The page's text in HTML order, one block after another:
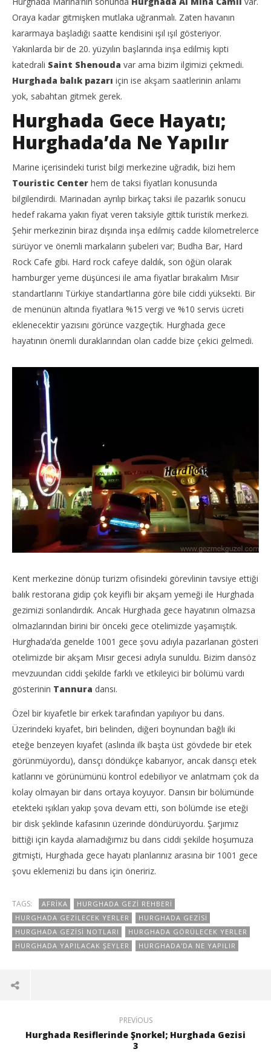
Oraya kadar gitmişken mutlaka uğranmalı. Zaten havanın
kararmaya başladığı saatte kendisini ışıl ışıl gösteriyor.
Yakınlarda bir de 20. yüzyılın başlarında inşa edilmiş kıpti
katedrali Saint Shenouda var ama bizim ilgimizi çekmedi.
Hurghada balık pazarı için ise akşam saatlerinin anlamı
yok, sabahtan gitmek gerek.
Hurghada Gece Hayatı;
Hurghada’da Ne Yapılır
Marine içerisindeki turist bilgi merkezine uğradık, bizi hem
Touristic Center hem de taksi fiyatları konusunda
bilgilendirdi. Marinadan ayrılıp birkaç taksi ile pazarlık sonucu
hedef rakama yakın fiyat veren taksiyle gittik turistik merkezi.
Şehir merkezinin biraz dışında inşa edilmiş cadde kilometrelerce
sürüyor ve önemli markaların şubeleri var; Budha Bar, Hard
Rock Cafe gibi. Hard rock cafeye daldık, son öğün olarak
hamburger yeme düşüncesi ile ama fiyatlar bırakalım Mısır
standartlarını Türkiye standartlarına göre bile ciddi yüksekti. Bir
de menünün altında fiyatlara %15 vergi ve %10 servis ücreti
eklenecektir yazısını görünce vazgeçtik. Hurghada gece
hayatının önemli duraklarından olan cadde bize çekici gelmedi.
Kent merkezine dönüp turizm ofisindeki görevlinin tavsiye ettiği
balık restorana gidip çok keyifli bir akşam yemeği ile Hurghada
gezimizi sonlandırdık. Ancak Hurghada gece hayatının olmazsa
olmazlarından birini bir önceki gece otelimizde yaşamıştık.
Hurghada’da genelde 1001 gece şovu adıyla pazarlanan gösteri
otelimizde bir akşam Mısır gecesi adıyla sunuldu. Bizim dansöz
mevzuundan ciddi şekilde farklı ve etkileyici bir bölümü vardı
gösterinin Tannura dansı.
Özel bir kıyafetle bir erkek tarafından yapılıyor bu dans.
Üzerindeki kıyafet, biri belinden, diğeri boynundan bağlı iki
eteğe benzeyen kıyafet (aslında ilk başta üst gövdede bir etek
görünmüyordu), dansçı döndükçe kabarıyor, ancak dansçı etek
katlarını ve görünümünü kontrol edebiliyor ve anlatmam çok da
kolay olmayan bir dans ortaya koyuyor. Dansın bir bölümünde
etekteki ışıkları yakıp şova devam etti, son bölümde ise eteği
bir disk şeklinde kafasının üzerinde döndürüyordu. Şarjımız
bittiği için kayda alamadığımız bu dans ciddi şekilde hoşumuza
gitmişti, Hurghada gece hayatı planlarınız arasına bir 1001 gece
şovu eklemenizi bu dans için öneririz.
TAGS: AFRIKA
HURGHADA GEZI REHBERI
HURGHADA GEZILECEK YERLER
HURGHADA GEZISI
HURGHADA GEZISI NOTLARI
HURGHADA GÖRÜLECEK YERLER
HURGHADA YAPILACAK ŞEYLER
HURGHADA'DA NE YAPILIR
PREVIOUS
Hurghada Resiflerinde Şnorkel; Hurghada Gezisi
3